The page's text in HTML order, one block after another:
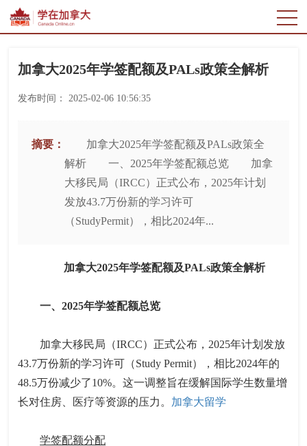
加拿大2025年学签配额及PALs政策全解析
发布时间： 2025-02-06 10:56:35
摘要：
加拿大2025年学签配额及PALs政策全
解析 一、2025年学签配额总览 加拿
大移民局（IRCC）正式公布，2025年计划
发放43.7万份新的学习许可
（StudyPermit），相比2024年...
加拿大2025年学签配额及PALs政策全解析
一、2025年学签配额总览
加拿大移民局（IRCC）正式公布，2025年计划发放
43.7万份新的学习许可（Study Permit），相比2024年的
48.5万份减少了10%。这一调整旨在缓解国际学生数量增
长对住房、医疗等资源的压力。 加拿大留学
学签配额分配